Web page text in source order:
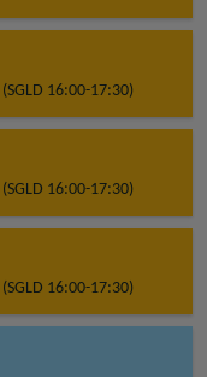
(SGLD 16:00-17:30)
(SGLD 16:00-17:30)
(SGLD 16:00-17:30)